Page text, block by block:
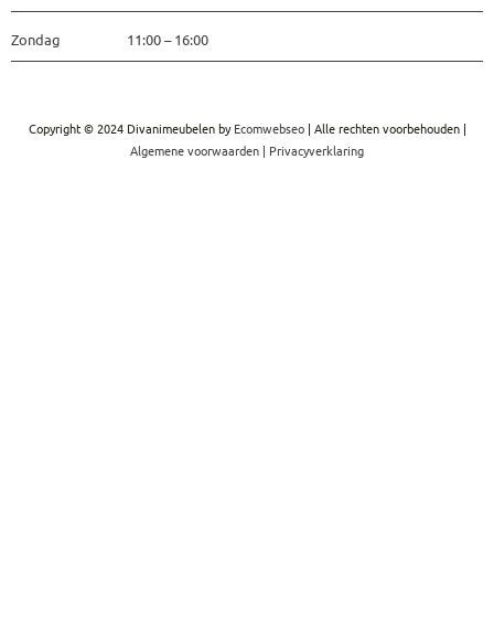
Zondag 11:00 – 16:00
Copyright © 2024 Divanimeubelen byEcomwebseo| Alle rechten voorbehouden |
Algemene voorwaarden | Privacyverklaring